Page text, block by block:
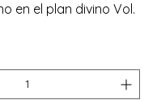
en el plan divino Vol.